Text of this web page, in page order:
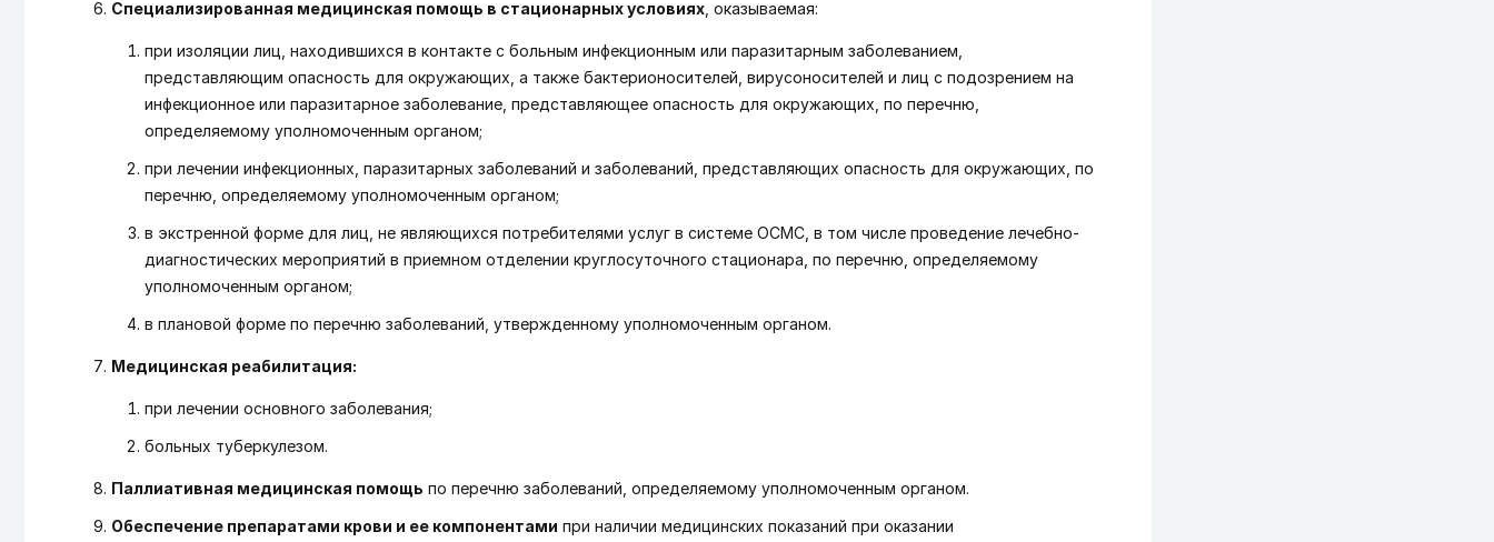
Специализированная медицинская помощь в стационарных условиях , оказываемая:
при изоляции лиц, находившихся в контакте с больным инфекционным или паразитарным заболеванием,
представляющим опасность для окружающих, а также бактерионосителей, вирусоносителей и лиц с подозрением на
инфекционное или паразитарное заболевание, представляющее опасность для окружающих, по перечню,
определяемому уполномоченным органом;
при лечении инфекционных, паразитарных заболеваний и заболеваний, представляющих опасность для окружающих, по
перечню, определяемому уполномоченным органом;
в экстренной форме для лиц, не являющихся потребителями услуг в системе ОСМС, в том числе проведение лечебно-
диагностических мероприятий в приемном отделении круглосуточного стационара, по перечню, определяемому
уполномоченным органом;
в плановой форме по перечню заболеваний, утвержденному уполномоченным органом.
Медицинская реабилитация:
при лечении основного заболевания;
больных туберкулезом.
Паллиативная медицинская помощь по перечню заболеваний, определяемому уполномоченным органом.
Обеспечение препаратами крови и ее компонентами при наличии медицинских показаний при оказании